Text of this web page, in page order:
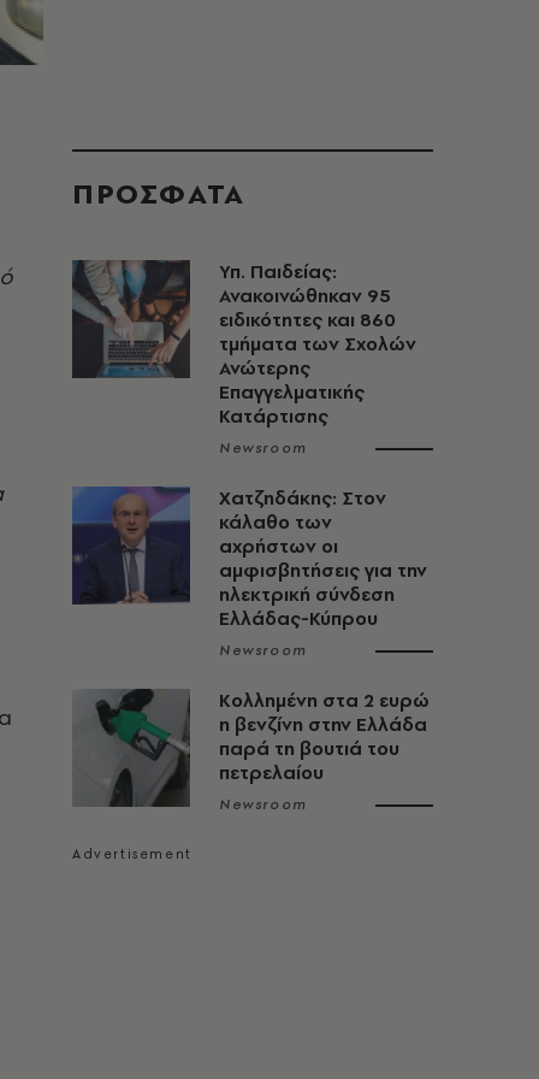
ΠΡΟΣΦΑΤΑ
Υπ. Παιδείας:
Ανακοινώθηκαν 95
ειδικότητες και 860
τμήματα των Σχολών
Ανώτερης
Επαγγελματικής
Κατάρτισης
Newsroom
Χατζηδάκης: Στον
κάλαθο των
αχρήστων οι
αμφισβητήσεις για την
ηλεκτρική σύνδεση
Ελλάδας-Κύπρου
Newsroom
Κολλημένη στα 2 ευρώ
η βενζίνη στην Ελλάδα
παρά τη βουτιά του
πετρελαίου
Newsroom